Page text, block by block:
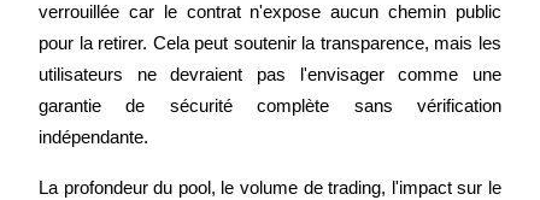
Affiliés Bitrue
verrouillée car le contrat n'expose aucun chemin public
pour la retirer. Cela peut soutenir la transparence, mais les
utilisateurs ne devraient pas l'envisager comme une
garantie de sécurité complète sans vérification
indépendante.
La profondeur du pool, le volume de trading, l'impact sur le